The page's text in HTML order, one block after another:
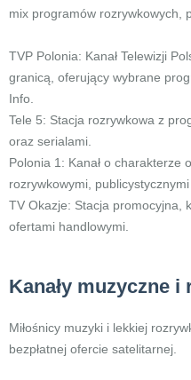
mix programów rozrywkowych,
TVP Polonia: Kanał Telewizji
granicą, oferujący wybrane
Info.
Tele 5: Stacja rozrywkowa z
oraz serialami.
Polonia 1: Kanał o charakterze
rozrywkowymi, publicystycznymi
TV Okazje: Stacja promocyjna,
ofertami handlowymi.
Kanały muzyczne
Miłośnicy muzyki i lekkiej
bezpłatnej ofercie satelitarnej.